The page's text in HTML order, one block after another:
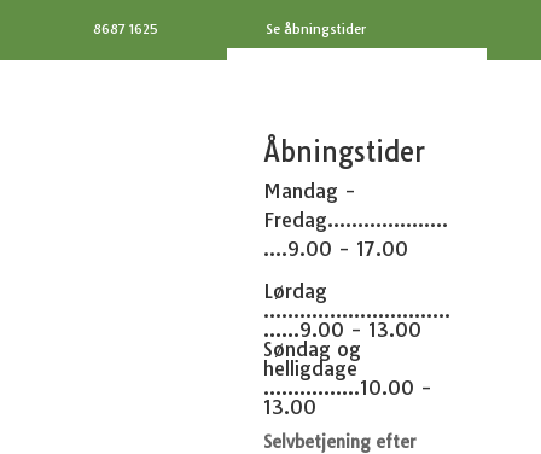
8687 1625 Se åbningstider
Åbningstider
Mandag -
Fredag....................
....9.00 - 17.00
Lørdag
...............................
......9.00 - 13.00
Søndag og
helligdage
................10.00 -
13.00
Selvbetjening efter